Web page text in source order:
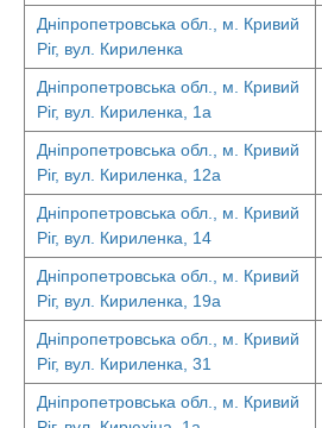
Дніпропетровська обл., м. Кривий
Ріг, вул. Кириленка
Дніпропетровська обл., м. Кривий
Ріг, вул. Кириленка, 1а
Дніпропетровська обл., м. Кривий
Ріг, вул. Кириленка, 12а
Дніпропетровська обл., м. Кривий
Ріг, вул. Кириленка, 14
Дніпропетровська обл., м. Кривий
Ріг, вул. Кириленка, 19а
Дніпропетровська обл., м. Кривий
Ріг, вул. Кириленка, 31
Дніпропетровська обл., м. Кривий